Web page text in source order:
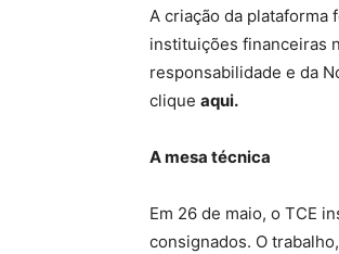
A criação da plataforma
instituições financeiras
responsabilidade e da
clique aqui.
A mesa técnica
Em 26 de maio, o TCE
consignados. O